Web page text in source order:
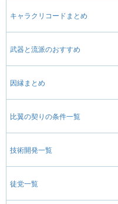
キャラクリコードまとめ
武器と流派のおすすめ
因縁まとめ
比翼の契りの条件一覧
技術開発一覧
徒党一覧